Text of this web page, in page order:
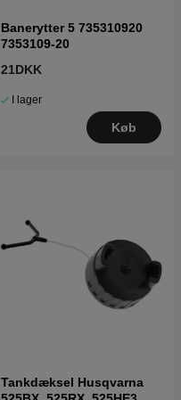
Banerytter 5 735310920
7353109-20
21DKK
I lager
Køb
Tankdæksel Husqvarna